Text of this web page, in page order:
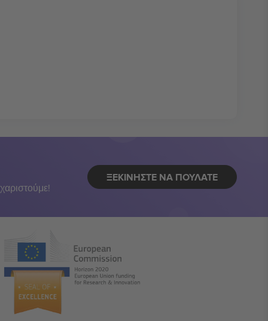
ΞΕΚΙΝΉΣΤΕ ΝΑ ΠΟΥΛΆΤΕ